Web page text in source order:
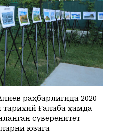
раҳбарлигида 2020
тарихий Ғалаба ҳамда
суверенитет
юзага